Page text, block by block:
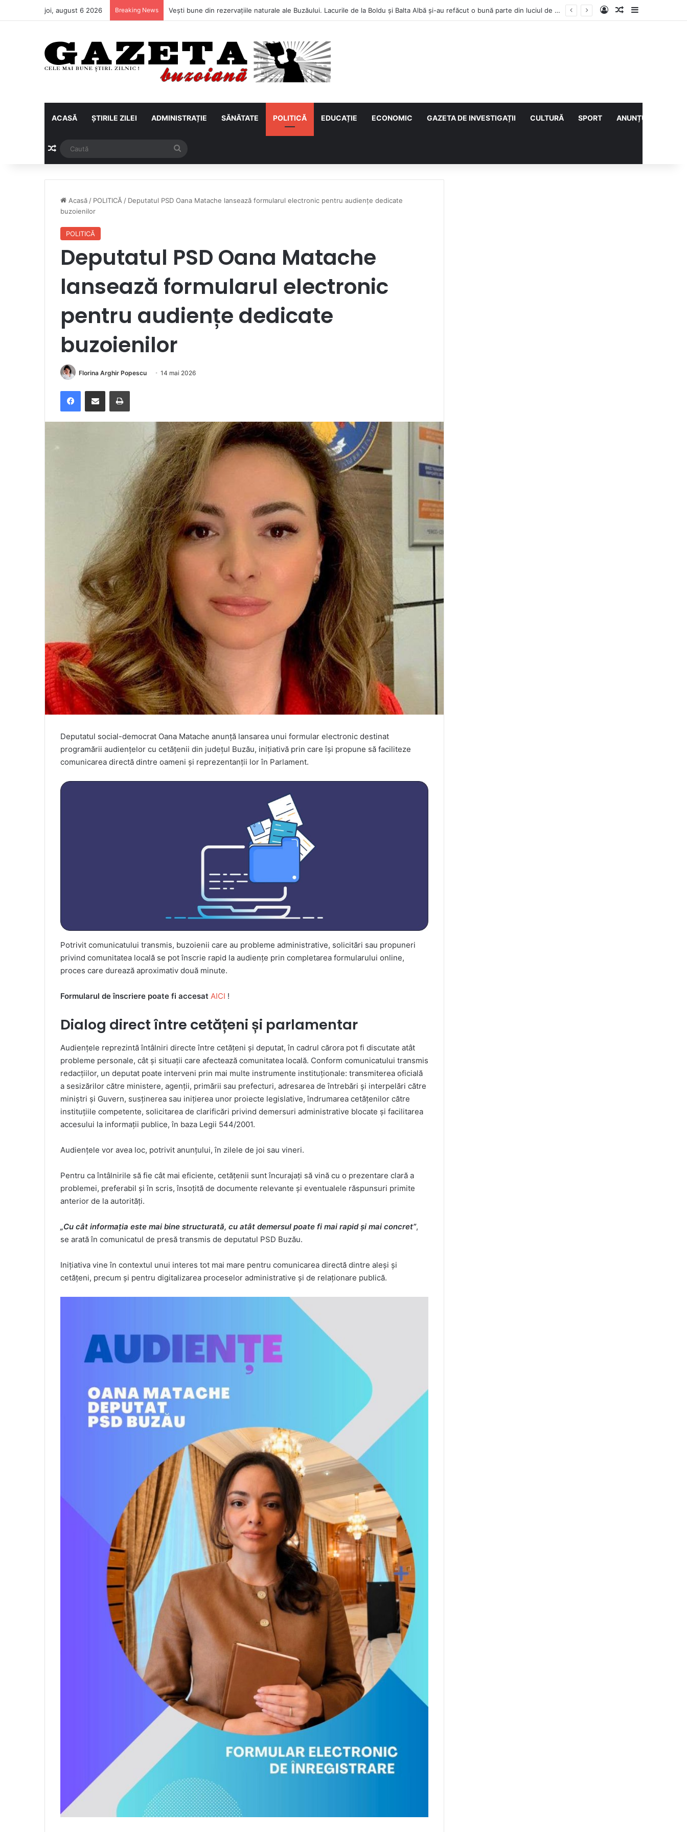
joi, august 6 2026 Breaking News ULTIMA ORĂ | Pompierii au intrat pe fereastră într-un apartament din Micro XIV. O bătrână a fost găsită căzută în bucătărie (VIDEO) Log InArticol aleatoriu
Sidebar
ACASĂ ȘTIRILE ZILEI ADMINISTRAȚIE SĂNĂTATE POLITICĂ EDUCAȚIE ECONOMIC GAZETA DE INVESTIGAȚII CULTURĂ SPORT ANUNȚURI
Articol aleatoriu
Acasă / POLITICĂ / Deputatul PSD Oana Matache lansează formularul electronic pentru audiențe dedicate
buzoienilor
POLITICĂ
Deputatul PSD Oana Matache
lansează formularul electronic
pentru audiențe dedicate
buzoienilor
Florina Arghir Popescu 14 mai 2026
FacebookDistribuie prin e-mail Imprimare
Deputatul social-democrat Oana Matache anunță lansarea unui formular electronic destinat
programării audiențelor cu cetățenii din județul Buzău, inițiativă prin care își propune să faciliteze
comunicarea directă dintre oameni și reprezentanții lor în Parlament.
Potrivit comunicatului transmis, buzoienii care au probleme administrative, solicitări sau propuneri
privind comunitatea locală se pot înscrie rapid la audiențe prin completarea formularului online,
proces care durează aproximativ două minute.
Formularul de înscriere poate fi accesat AICI !
Dialog direct între cetățeni și parlamentar
Audiențele reprezintă întâlniri directe între cetățeni și deputat, în cadrul cărora pot fi discutate atât
probleme personale, cât și situații care afectează comunitatea locală. Conform comunicatului transmis
redacțiilor, un deputat poate interveni prin mai multe instrumente instituționale: transmiterea oficială
a sesizărilor către ministere, agenții, primării sau prefecturi, adresarea de întrebări și interpelări către
miniștri și Guvern, susținerea sau inițierea unor proiecte legislative, îndrumarea cetățenilor către
instituțiile competente, solicitarea de clarificări privind demersuri administrative blocate și facilitarea
accesului la informații publice, în baza Legii 544/2001.
Audiențele vor avea loc, potrivit anunțului, în zilele de joi sau vineri.
Pentru ca întâlnirile să fie cât mai eficiente, cetățenii sunt încurajați să vină cu o prezentare clară a
problemei, preferabil și în scris, însoțită de documente relevante și eventualele răspunsuri primite
anterior de la autorități.
„Cu cât informația este mai bine structurată, cu atât demersul poate fi mai rapid și mai concret”,
se arată în comunicatul de presă transmis de deputatul PSD Buzău.
Inițiativa vine în contextul unui interes tot mai mare pentru comunicarea directă dintre aleși și
cetățeni, precum și pentru digitalizarea proceselor administrative și de relaționare publică.